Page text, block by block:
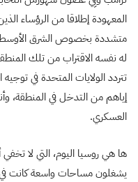
المعهودة إطلاقا من الرؤساء
متشددة بخصوص الشرق
له نفسه الاقتراب من تلك
تتردد الولايات المتحدة في
إياهم من التدخل في المنطقة،
العسكري.
ها هي روسيا اليوم، التي لا تخفي
يشغلون مساحات واسعة كانت